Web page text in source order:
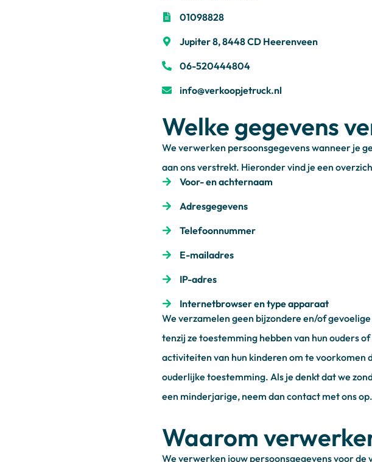
01098828
Jupiter 8, 8448 CD Heerenveen
06-520444804
info@verkoopjetruck.nl
Welke gegevens
We verwerken persoonsgegevens wanneer je
aan ons verstrekt. Hieronder vind je een
Voor- en achternaam
Adresgegevens
Telefoonnummer
E-mailadres
IP-adres
Internetbrowser en type apparaat
We verzamelen geen bijzondere en/of
tenzij ze toestemming hebben van hun ouders
activiteiten van hun kinderen om te voorkomen
ouderlijke toestemming. Als je denkt dat we
een minderjarige, neem dan contact met ons
Waarom
We verwerken jouw persoonsgegevens voor de